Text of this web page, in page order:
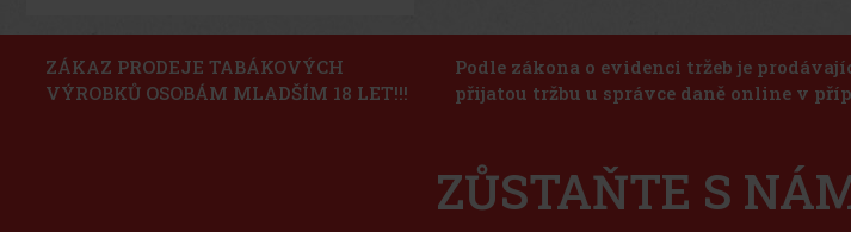
ZÁKAZ PRODEJE TABÁKOVÝCH
VÝROBKŮ OSOBÁM MLADŠÍM 18 LET!!!
Podle zákona o evidenci tržeb je
přijatou tržbu u správce daně online v
ZŮSTAŇTE S